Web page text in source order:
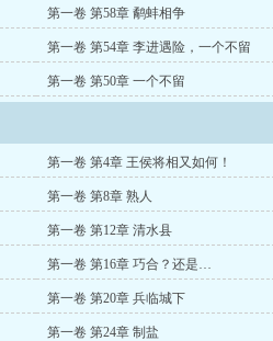
第一卷 第58章 鹬蚌相争
第一卷 第54章 李进遇险，一个不留
第一卷 第50章 一个不留
第一卷 第4章 王侯将相又如何！
第一卷 第8章 熟人
第一卷 第12章 清水县
第一卷 第16章 巧合？还是…
第一卷 第20章 兵临城下
第一卷 第24章 制盐